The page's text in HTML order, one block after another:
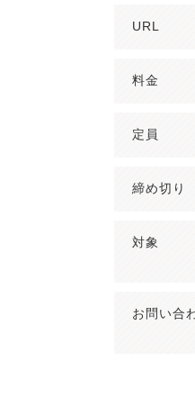
URL
料金
定員
締め切り
対象
お問い合